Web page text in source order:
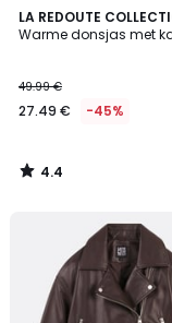
LA REDOUTE
Warme donsjas met
49.99 €
27.49 € -45%
4.4
/ 5
4.4
/